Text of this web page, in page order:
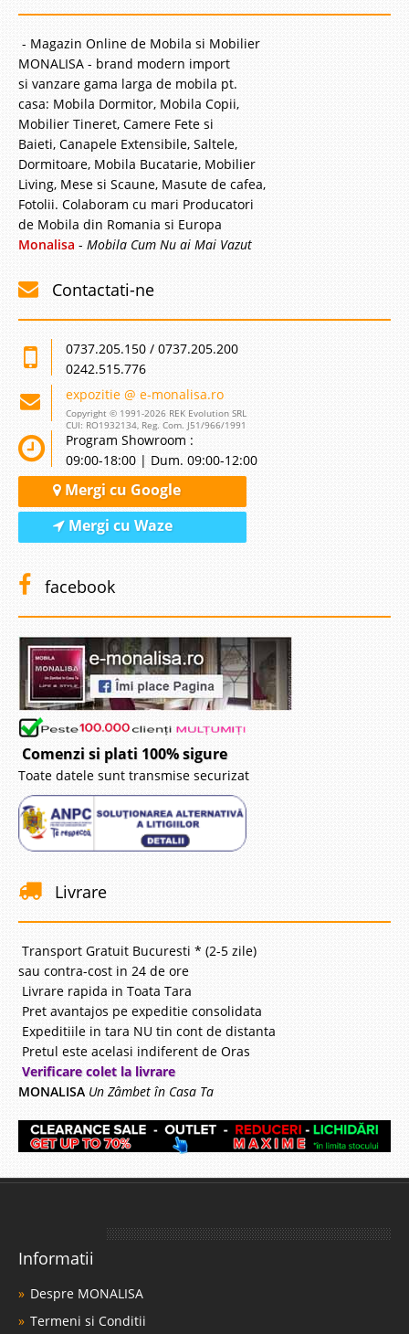
- Magazin Online de Mobila si Mobilier
MONALISA - brand modern import
si vanzare gama larga de mobila pt.
casa: Mobila Dormitor, Mobila Copii,
Mobilier Tineret, Camere Fete si
Baieti, Canapele Extensibile, Saltele,
Dormitoare, Mobila Bucatarie, Mobilier
Living, Mese si Scaune, Masute de cafea,
Fotolii. Colaboram cu mari Producatori
de Mobila din Romania si Europa
Monalisa - Mobila Cum Nu ai Mai Vazut
Contactati-ne
0737.205.150 / 0737.205.200
0242.515.776
expozitie @ e-monalisa.ro
Copyright © 1991-2026 REK Evolution SRL
CUI: RO1932134, Reg. Com. J51/966/1991
Program Showroom :
09:00-18:00 | Dum. 09:00-12:00
Mergi cu Google
Mergi cu Waze
facebook
Comenzi si plati 100% sigure
Toate datele sunt transmise securizat
Livrare
Transport Gratuit Bucuresti * (2-5 zile)
sau contra-cost in 24 de ore
Livrare rapida in Toata Tara
Pret avantajos pe expeditie consolidata
Expeditiile in tara NU tin cont de distanta
Pretul este acelasi indiferent de Oras
Verificare colet la livrare
MONALISA Un Zâmbet în Casa Ta
Informatii
Despre MONALISA
Termeni si Conditii